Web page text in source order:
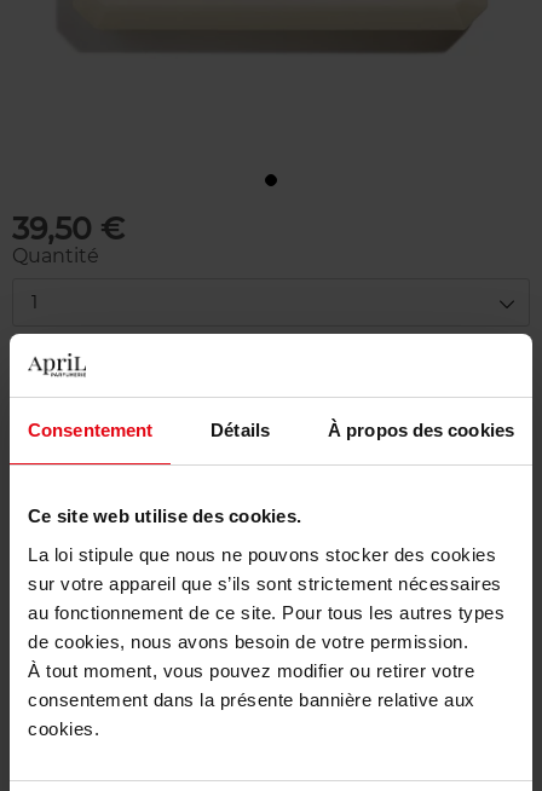
Consentement Détails À propos des cookies
Ce site web utilise des cookies.
La loi stipule que nous ne pouvons stocker des cookies
sur votre appareil que s’ils sont strictement nécessaires
au fonctionnement de ce site. Pour tous les autres types
de cookies, nous avons besoin de votre permission.
À tout moment, vous pouvez modifier ou retirer votre
consentement dans la présente bannière relative aux
cookies.
39,50 €
Quantité
1
Livraison
Cet article n'est plus disponible pour le moment
Livraison gratuite à partir de 50€
Retour gratuit dans votre magasin
Description